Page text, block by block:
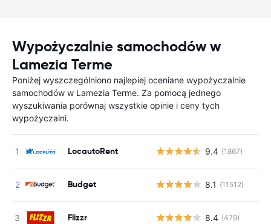
Wypożyczalnie samochodów w
Lamezia Terme
Poniżej wyszczególniono najlepiej oceniane wypożyczalnie
samochodów w Lamezia Terme. Za pomocą jednego
wyszukiwania porównaj wszystkie opinie i ceny tych
wypożyczalni.
LocautoRent 9.4 (1867)
Budget 8.1 (11512)
Flizzr 8.4 (479)